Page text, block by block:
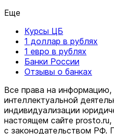
Еще
Курсы ЦБ
1 доллар в рублях
1 евро в рублях
Банки России
Отзывы о банках
Все права на информацию,
интеллектуальной
индивидуализации
настоящем сайте
c законодательством РФ.